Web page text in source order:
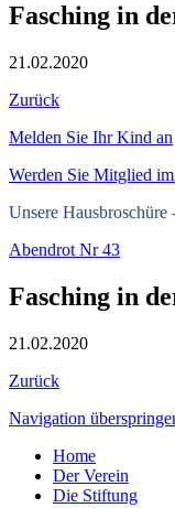
Fasching in
21.02.2020
Zurück
Melden Sie Ihr Kind an
Werden Sie Mitglied
Unsere Hausbroschüre
Abendrot Nr 43
Fasching in
21.02.2020
Zurück
Navigation
Home
Der Verein
Die Stiftung